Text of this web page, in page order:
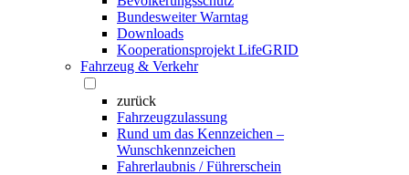
Bundesweiter Warntag
Downloads
Kooperationsprojekt LifeGRID
Fahrzeug & Verkehr
zurück
Fahrzeugzulassung
Rund um das Kennzeichen –
Wunschkennzeichen
Fahrerlaubnis / Führerschein